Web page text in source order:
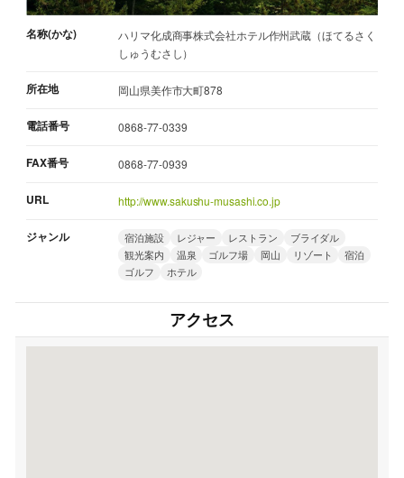
名称(かな)
ハリマ化成商事株式会社ホテル作州武蔵（ほてるさく
しゅうむさし）
所在地 岡山県美作市大町878
電話番号 0868-77-0339
FAX番号 0868-77-0939
URL http://www.sakushu-musashi.co.jp
ジャンル 宿泊施設 レジャー レストラン
ブライダル
観光案内
温泉 ゴルフ場 岡山 リゾート
宿泊
ゴルフ
ホテル
アクセス